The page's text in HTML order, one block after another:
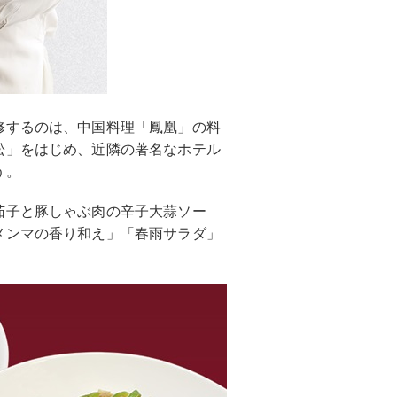
るのは、中国料理「鳳凰」の料
をはじめ、近隣の著名なホテル
と豚しゃぶ肉の辛子大蒜ソー
マの香り和え」「春雨サラダ」